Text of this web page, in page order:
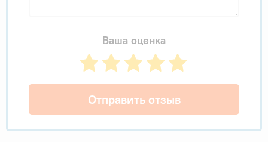
Ваша оценка
Отправить отзыв